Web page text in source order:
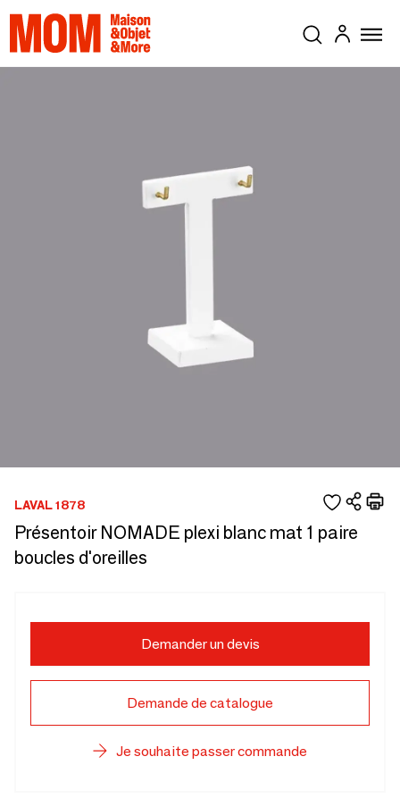
LAVAL 1878
Présentoir NOMADE plexi blanc mat 1 paire
boucles d'oreilles
Demander un devis
Demande de catalogue
Je souhaite passer commande